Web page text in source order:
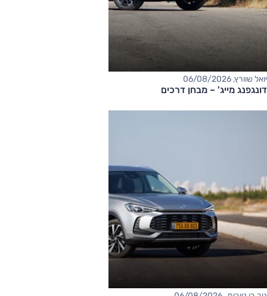
יואל שוורץ, 06/08/2026
דונגפנג מייג' – מבחן דרכים